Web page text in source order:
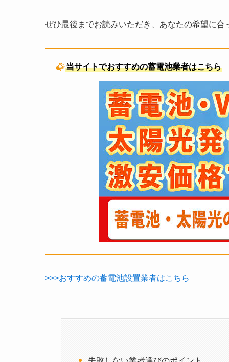
ぜひ最後までお読みいただき、あなたの希望に
当サイトでおすすめの蓄電池業者はこちら
>>>おすすめの蓄電池設置業者はこちら